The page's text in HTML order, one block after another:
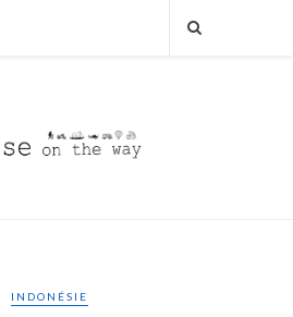
INDONÉSIE